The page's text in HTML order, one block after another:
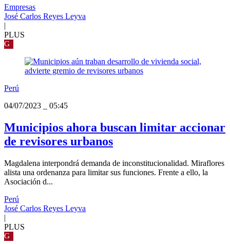
Empresas
José Carlos Reyes Leyva
|
PLUS
G
Perú
04/07/2023
05:45
Municipios ahora buscan limitar accionar
de revisores urbanos
Magdalena interpondrá demanda de inconstitucionalidad. Miraflores
alista una ordenanza para limitar sus funciones. Frente a ello, la
Asociación d...
Perú
José Carlos Reyes Leyva
|
PLUS
G